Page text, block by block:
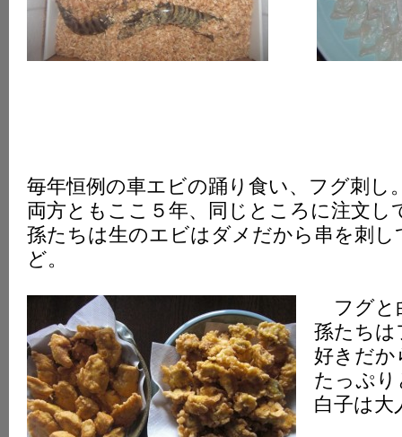
毎年恒例の車エビの踊り食い、フグ刺し
両方ともここ５年、同じところに注文し
孫たちは生のエビはダメだから串を刺し
ど。
フグと
孫たちは
好きだか
たっぷり
白子は大